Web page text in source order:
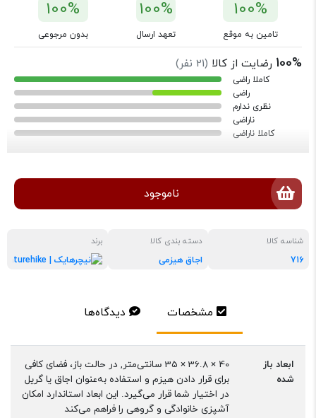
100%
تامین به موقع
100%
تعهد ارسال
100%
بدون مرجوعی
100% رضایت از کالا (
21 نفر)
کاملا راضی
راضی
نظری ندارم
ناراضی
کاملا ناراضی
ناموجود
شناسه کالا
716
دسته بندی کالا
اجاق هیزمی
برند
مشخصات دیدگاه‌ها
ابعاد باز
شده
40 × 36.8 × 35 سانتی‌متر, در حالت باز، فضای کافی
برای قرار دادن هیزم و استفاده به‌عنوان اجاق یا گریل
در اختیار شما قرار می‌گیرد. این ابعاد استاندارد امکان
آشپزی خانوادگی و گروهی را فراهم می‌کند